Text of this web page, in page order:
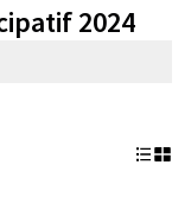
2024